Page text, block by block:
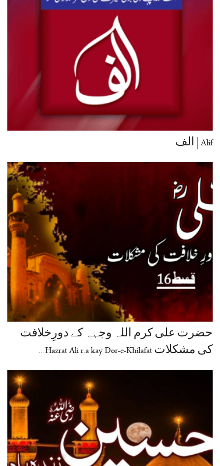
Alif | الف
حضرت علی کرم اللہ وجہہ کے دورِخلافت
کی مشکلات Hazrat Ali r.a kay Dor-e-Khilafat…